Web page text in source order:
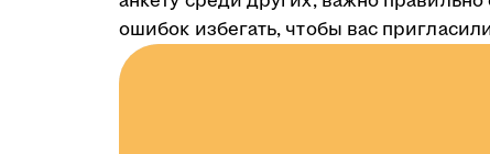
ошибок избегать, чтобы вас